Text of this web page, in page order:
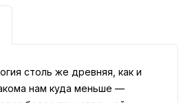
столь же древняя, как и
нам куда меньше —